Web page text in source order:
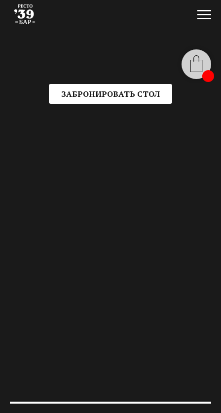
ЗАБРОНИРОВАТЬ СТОЛ